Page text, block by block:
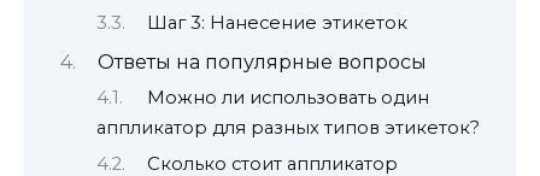
Шаг 3: Нанесение этикеток
Ответы на популярные вопросы
Можно ли использовать один
аппликатор для разных типов этикеток?
Сколько стоит аппликатор